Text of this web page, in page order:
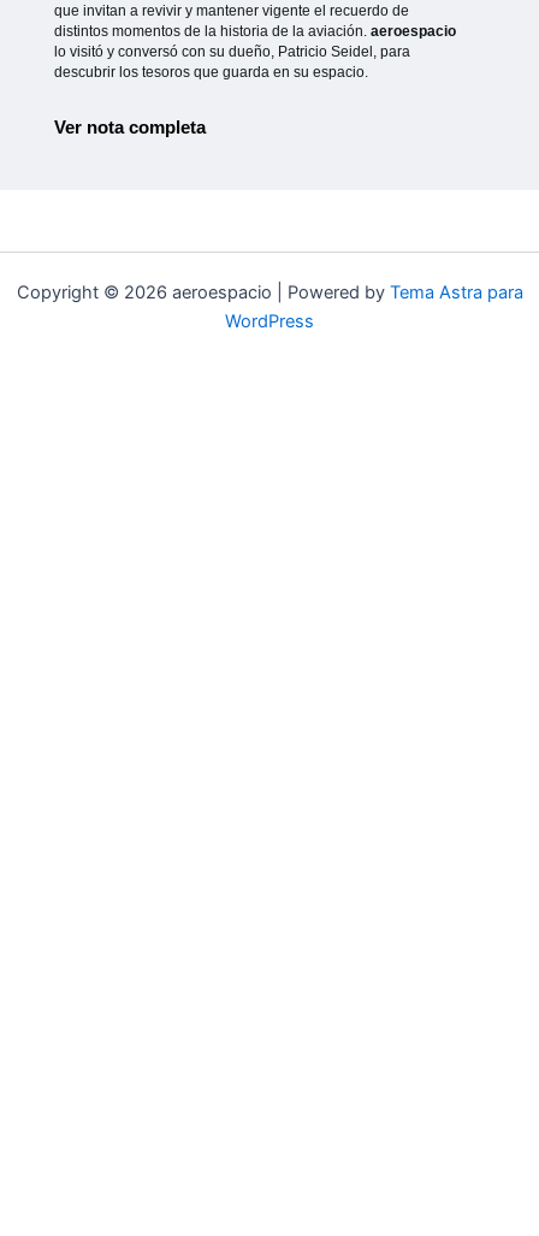
que invitan a revivir y mantener vigente el recuerdo de
distintos momentos de la historia de la aviación. aeroespacio
lo visitó y conversó con su dueño, Patricio Seidel, para
descubrir los tesoros que guarda en su espacio.
Ver nota completa
Copyright © 2026 aeroespacio | Powered by Tema Astra para
WordPress